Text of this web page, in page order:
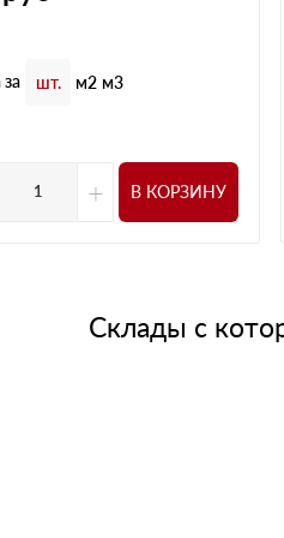
шт. м2 м3
+ В КОРЗИНУ
Склады с